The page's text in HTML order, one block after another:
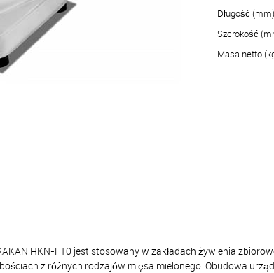
Długość (mm)
Szerokość
Masa netto
HKN-F10 jest stosowany w zakładach żywienia
z różnych rodzajów mięsa mielonego. Obudowa